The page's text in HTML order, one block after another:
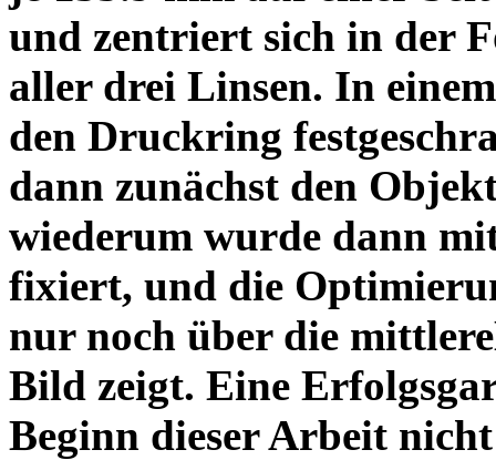
und zentriert sich in der
aller drei Linsen. In
den Druckring
dann zunächst den
wiederum wurde dann
fixiert, und die
nur noch über die
Bild zeigt. Eine
Beginn dieser Arbeit